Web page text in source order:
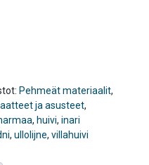
Pehmeät materiaalit,
ja asusteet,
, huivi, inari
, ullolijne, villahuivi